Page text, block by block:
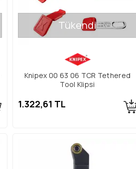
Tükendi
Knipex 00 63 06 TCR Tethered
Tool Klipsi
1.322,61 TL